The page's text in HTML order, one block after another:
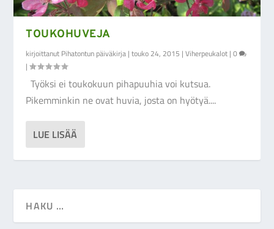
TOUKOHUVEJA
kirjoittanut Pihatontun päiväkirja |touko 24, 2015 |Viherpeukalot |0
|
Työksi ei toukokuun pihapuuhia voi kutsua.
Pikemminkin ne ovat huvia, josta on hyötyä....
LUE LISÄÄ